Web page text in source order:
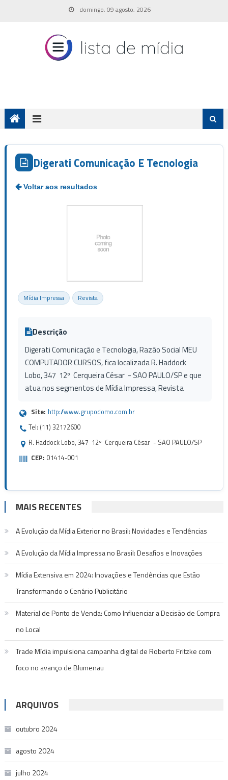
domingo, 09 agosto, 2026
Digerati Comunicação E Tecnologia
Mídia Impressa Revista
Descrição
Digerati Comunicação e Tecnologia, Razão Social MEU
COMPUTADOR CURSOS, fica localizada R. Haddock
Lobo, 347 12º Cerqueira César - SAO PAULO/SP e que
atua nos segmentos de Mídia Impressa, Revista
Site: http://www.grupodomo.com.br
Tel: (11) 32172600
R. Haddock Lobo, 347 12º Cerqueira César - SAO PAULO/SP
CEP: 01414-001
MAIS RECENTES
A Evolução da Mídia Exterior no Brasil: Novidades e Tendências
A Evolução da Mídia Impressa no Brasil: Desafios e Inovações
Mídia Extensiva em 2024: Inovações e Tendências que Estão
Transformando o Cenário Publicitário
Material de Ponto de Venda: Como Influenciar a Decisão de Compra
no Local
Trade Mídia impulsiona campanha digital de Roberto Fritzke com
foco no avanço de Blumenau
ARQUIVOS
outubro 2024
agosto 2024
julho 2024